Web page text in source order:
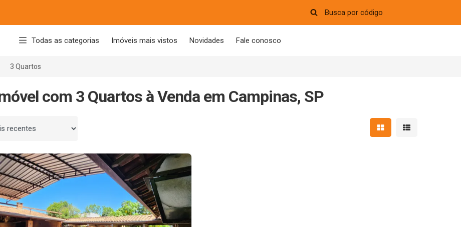
Todas as categorias Imóveis mais vistos Novidades Fale conosco
3 Quartos
com 3 Quartos à Venda em Campinas, SP
por Mostrar resultados em
Mostrar